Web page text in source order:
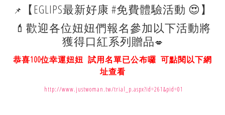
📌
【EGLIPS最新好康 #免費體驗活動 😍】
💄歡迎各位妞妞們報名參加以下活動將
獲得口紅系列贈品💋
恭喜100位幸運妞妞 試用名單已公布囉 可點閱以下網
址查看
http://www.justwoman.tw/trial_p.aspx?id=261&pid=01